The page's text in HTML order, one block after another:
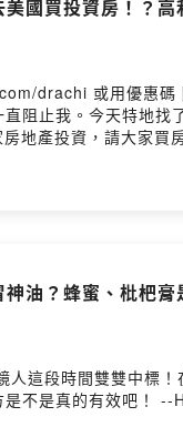
國買投資房！？
碼 [drachi] 就能獲得額外 4 個月
阻止我。今天特地
大家買房前還是要了解自身
油？蜂蜜、枇杷
人這段時間雙雙中標
角度